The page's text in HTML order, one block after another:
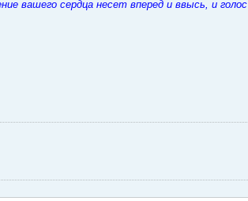
вашего сердца несет вперед и ввысь, и голос